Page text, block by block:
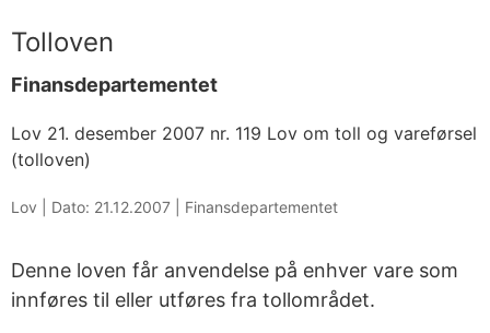
Tolloven
Finansdepartementet
Lov 21. desember 2007 nr. 119 Lov om toll og vareførsel
(tolloven)
Lov | Dato: 21.12.2007 Finansdepartementet
Denne loven får anvendelse på enhver vare som
innføres til eller utføres fra tollområdet.